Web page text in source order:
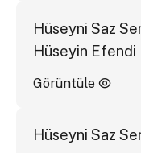
Hüseyni Saz
Hüseyin Efendi
Görüntüle
Hüseyni Saz